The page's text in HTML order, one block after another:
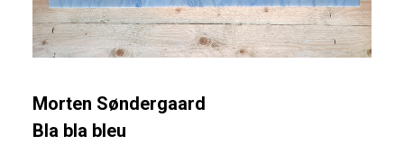
Morten Søndergaard
Bla bla bleu